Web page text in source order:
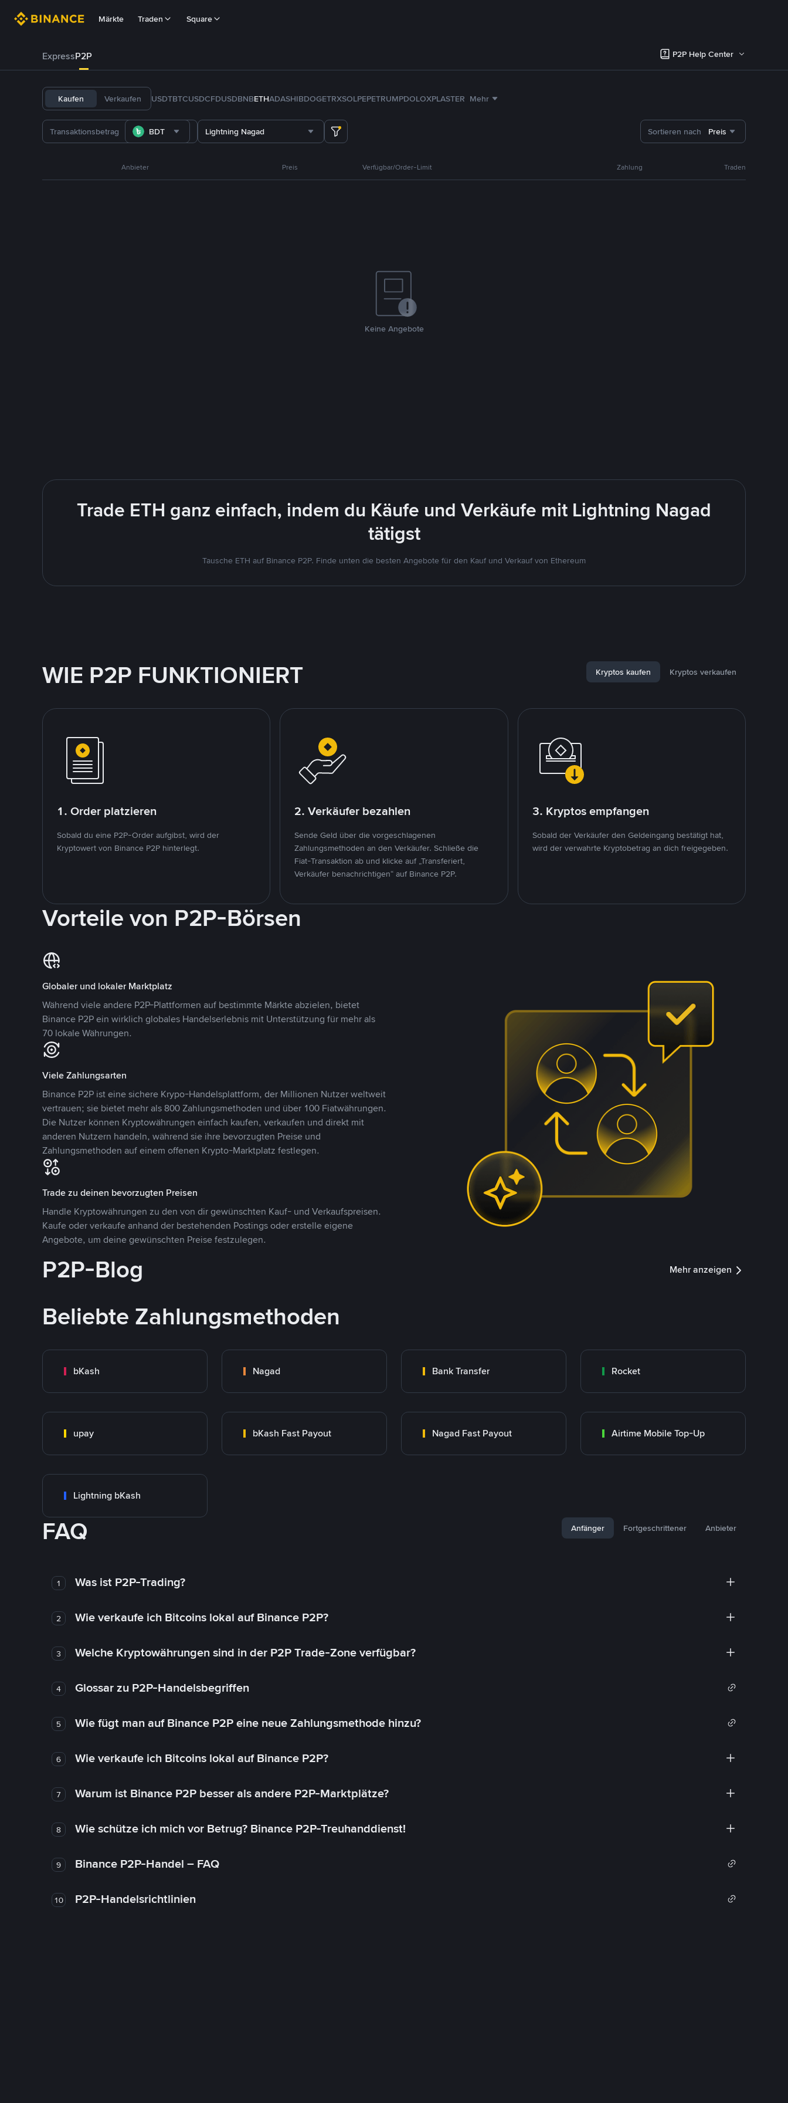
Märkte Traden Square
ExpressP2P P2P Help Center
Kaufen Verkaufen USDTBTCUSDCFDUSDBNBETHADASHIBDOGETRXSOLPEPETRUMPDOLOXPLASTER Mehr
BDT Lightning Nagad Sortieren nach Preis
Anbieter Preis Verfügbar/Order-Limit Zahlung Traden
Keine Angebote
Trade ETH ganz einfach, indem du Käufe und Verkäufe mit Lightning Nagad
tätigst
Tausche ETH auf Binance P2P. Finde unten die besten Angebote für den Kauf und Verkauf von Ethereum
WIE P2P FUNKTIONIERT Kryptos kaufen Kryptos verkaufen
1. Order platzieren
Sobald du eine P2P-Order aufgibst, wird der
Kryptowert von Binance P2P hinterlegt.
2. Verkäufer bezahlen
Sende Geld über die vorgeschlagenen
Zahlungsmethoden an den Verkäufer. Schließe die
Fiat-Transaktion ab und klicke auf „Transferiert,
Verkäufer benachrichtigen“ auf Binance P2P.
3. Kryptos empfangen
Sobald der Verkäufer den Geldeingang bestätigt hat,
wird der verwahrte Kryptobetrag an dich freigegeben.
Vorteile von P2P-Börsen
Globaler und lokaler Marktplatz
Während viele andere P2P-Plattformen auf bestimmte Märkte abzielen, bietet
Binance P2P ein wirklich globales Handelserlebnis mit Unterstützung für mehr als
70 lokale Währungen.
Viele Zahlungsarten
Binance P2P ist eine sichere Krypo-Handelsplattform, der Millionen Nutzer weltweit
vertrauen; sie bietet mehr als 800 Zahlungsmethoden und über 100 Fiatwährungen.
Die Nutzer können Kryptowährungen einfach kaufen, verkaufen und direkt mit
anderen Nutzern handeln, während sie ihre bevorzugten Preise und
Zahlungsmethoden auf einem offenen Krypto-Marktplatz festlegen.
Trade zu deinen bevorzugten Preisen
Handle Kryptowährungen zu den von dir gewünschten Kauf- und Verkaufspreisen.
Kaufe oder verkaufe anhand der bestehenden Postings oder erstelle eigene
Angebote, um deine gewünschten Preise festzulegen.
P2P-Blog Mehr anzeigen
Beliebte Zahlungsmethoden
bKash Nagad Bank Transfer Rocket
upay bKash Fast Payout Nagad Fast Payout Airtime Mobile Top-Up
Lightning bKash
FAQ Anfänger Fortgeschrittener Anbieter
1 Was ist P2P-Trading?
2 Wie verkaufe ich Bitcoins lokal auf Binance P2P?
3 Welche Kryptowährungen sind in der P2P Trade-Zone verfügbar?
4 Glossar zu P2P-Handelsbegriffen
5 Wie fügt man auf Binance P2P eine neue Zahlungsmethode hinzu?
6 Wie verkaufe ich Bitcoins lokal auf Binance P2P?
7 Warum ist Binance P2P besser als andere P2P-Marktplätze?
8 Wie schütze ich mich vor Betrug? Binance P2P-Treuhanddienst!
9 Binance P2P-Handel – FAQ
10 P2P-Handelsrichtlinien